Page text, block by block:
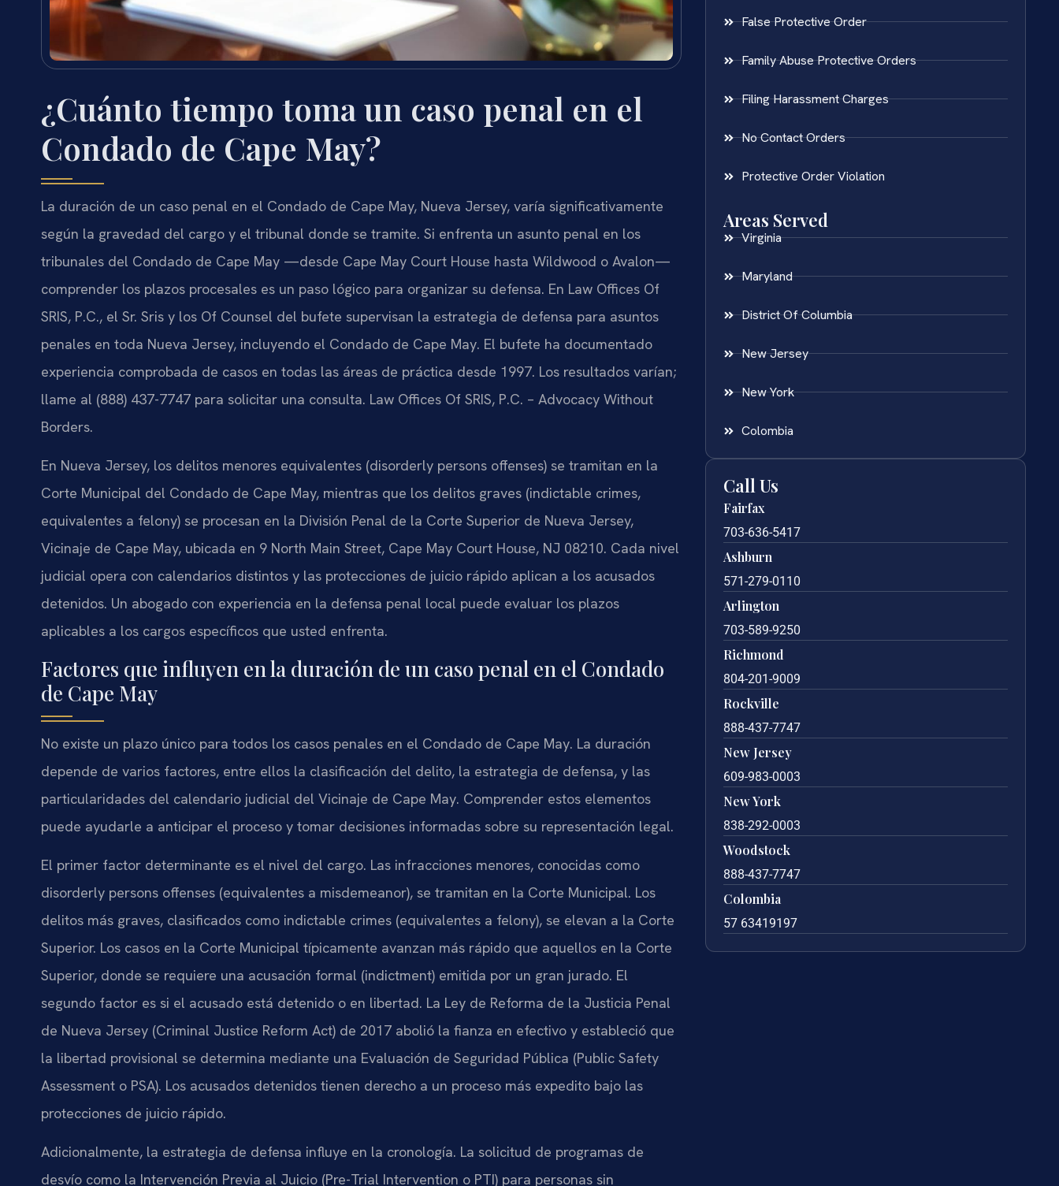
¿Cuánto tiempo toma un caso penal en el
Condado de Cape May?
La duración de un caso penal en el Condado de Cape May, Nueva Jersey, varía significativamente
según la gravedad del cargo y el tribunal donde se tramite. Si enfrenta un asunto penal en los
tribunales del Condado de Cape May —desde Cape May Court House hasta Wildwood o Avalon—
comprender los plazos procesales es un paso lógico para organizar su defensa. En Law Offices Of
SRIS, P.C., el Sr. Sris y los Of Counsel del bufete supervisan la estrategia de defensa para asuntos
penales en toda Nueva Jersey, incluyendo el Condado de Cape May. El bufete ha documentado
experiencia comprobada de casos en todas las áreas de práctica desde 1997. Los resultados varían;
llame al (888) 437-7747 para solicitar una consulta. Law Offices Of SRIS, P.C. – Advocacy Without
Borders.
En Nueva Jersey, los delitos menores equivalentes (disorderly persons offenses) se tramitan en la
Corte Municipal del Condado de Cape May, mientras que los delitos graves (indictable crimes,
equivalentes a felony) se procesan en la División Penal de la Corte Superior de Nueva Jersey,
Vicinaje de Cape May, ubicada en 9 North Main Street, Cape May Court House, NJ 08210. Cada nivel
judicial opera con calendarios distintos y las protecciones de juicio rápido aplican a los acusados
detenidos. Un abogado con experiencia en la defensa penal local puede evaluar los plazos
aplicables a los cargos específicos que usted enfrenta.
Factores que influyen en la duración de un caso penal en el Condado
de Cape May
No existe un plazo único para todos los casos penales en el Condado de Cape May. La duración
depende de varios factores, entre ellos la clasificación del delito, la estrategia de defensa, y las
particularidades del calendario judicial del Vicinaje de Cape May. Comprender estos elementos
puede ayudarle a anticipar el proceso y tomar decisiones informadas sobre su representación legal.
El primer factor determinante es el nivel del cargo. Las infracciones menores, conocidas como
disorderly persons offenses (equivalentes a misdemeanor), se tramitan en la Corte Municipal. Los
delitos más graves, clasificados como indictable crimes (equivalentes a felony), se elevan a la Corte
Superior. Los casos en la Corte Municipal típicamente avanzan más rápido que aquellos en la Corte
Superior, donde se requiere una acusación formal (indictment) emitida por un gran jurado. El
segundo factor es si el acusado está detenido o en libertad. La Ley de Reforma de la Justicia Penal
de Nueva Jersey (Criminal Justice Reform Act) de 2017 abolió la fianza en efectivo y estableció que
la libertad provisional se determina mediante una Evaluación de Seguridad Pública (Public Safety
Assessment o PSA). Los acusados detenidos tienen derecho a un proceso más expedito bajo las
protecciones de juicio rápido.
Adicionalmente, la estrategia de defensa influye en la cronología. La solicitud de programas de
desvío como la Intervención Previa al Juicio (Pre-Trial Intervention o PTI) para personas sin
False Protective Order
Family Abuse Protective Orders
Filing Harassment Charges
No Contact Orders
Protective Order Violation
Areas Served
Virginia
Maryland
District Of Columbia
New Jersey
New York
Colombia
Call Us
Fairfax
703-636-5417
Ashburn
571-279-0110
Arlington
703-589-9250
Richmond
804-201-9009
Rockville
888-437-7747
New Jersey
609-983-0003
New York
838-292-0003
Woodstock
888-437-7747
Colombia
57 63419197